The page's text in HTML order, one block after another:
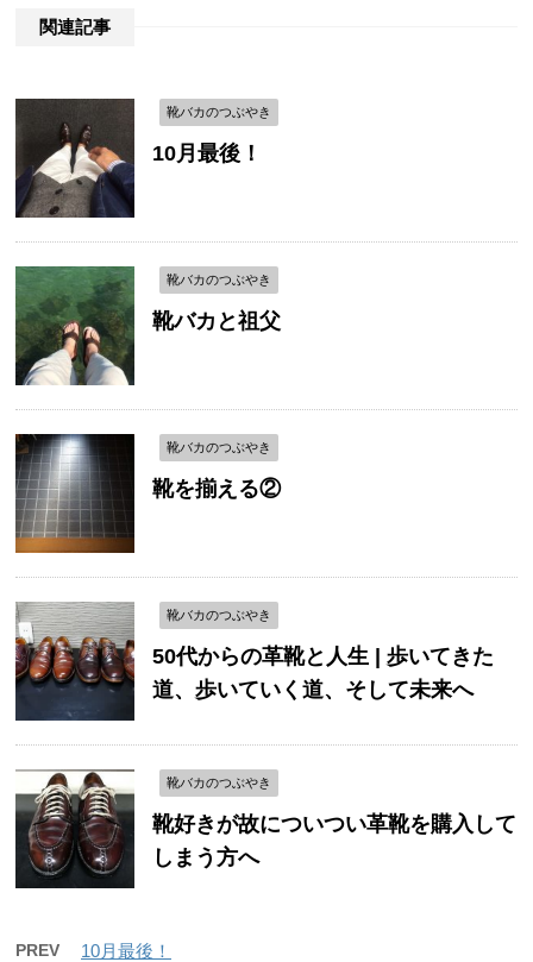
関連記事
靴バカのつぶやき
10月最後！
靴バカのつぶやき
靴バカと祖父
靴バカのつぶやき
靴を揃える②
靴バカのつぶやき
50代からの革靴と人生 | 歩いてきた
道、歩いていく道、そして未来へ
靴バカのつぶやき
靴好きが故についつい革靴を購入して
しまう方へ
PREV 10月最後！